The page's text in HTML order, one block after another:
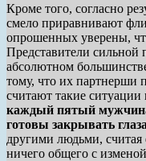
Кроме того, согласно
смело приравнивают
опрошенных уверены,
Представители сильной
абсолютном
тому, что их партнерши
считают такие
каждый пятый
готовы закрывать
другими людьми,
ничего общего с